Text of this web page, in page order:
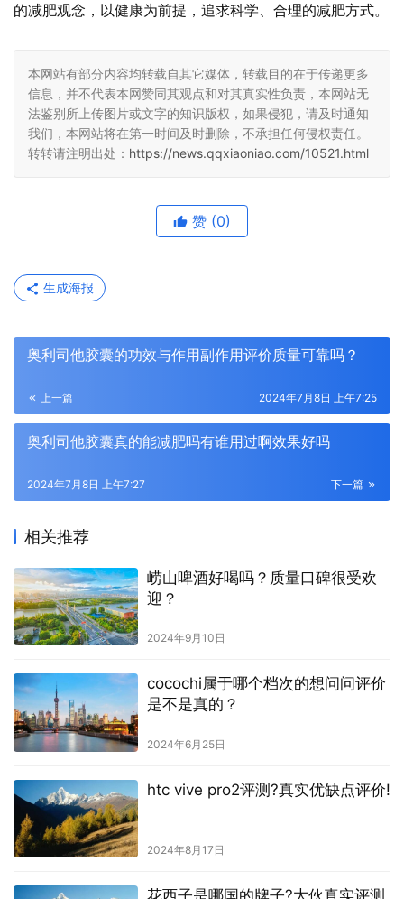
的减肥观念，以健康为前提，追求科学、合理的减肥方式。
本网站有部分内容均转载自其它媒体，转载目的在于传递更多
信息，并不代表本网赞同其观点和对其真实性负责，本网站无
法鉴别所上传图片或文字的知识版权，如果侵犯，请及时通知
我们，本网站将在第一时间及时删除，不承担任何侵权责任。
转转请注明出处： https://news.qqxiaoniao.com/10521.html
赞 (0)
生成海报
奥利司他胶囊的功效与作用副作用评价质量可靠吗？
上一篇 2024年7月8日 上午7:25
奥利司他胶囊真的能减肥吗有谁用过啊效果好吗
下一篇
2024年7月8日 上午7:27
相关推荐
崂山啤酒好喝吗？质量口碑很受欢
迎？
2024年9月10日
cocochi属于哪个档次的想问问评价
是不是真的？
2024年6月25日
htc vive pro2评测?真实优缺点评价!
2024年8月17日
花西子是哪国的牌子?大伙真实评测